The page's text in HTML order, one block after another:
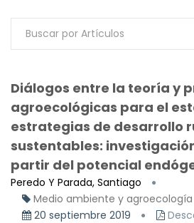
Diálogos entre la teoría y
agroecológicas para el
estrategias de desarrollo
sustentables:
partir del potencial
Peredo Y Parada, Santiago
Medio ambiente y agroecología
20 septiembre 2019